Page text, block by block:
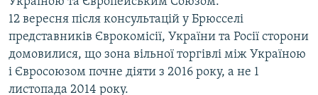
12 вересня після консультацій у Брюсселі
представників Єврокомісії, України та Росії сторони
домовилися, що зона вільної торгівлі між Україною
і Євросоюзом почне діяти з 2016 року, а не 1
листопада 2014 року.